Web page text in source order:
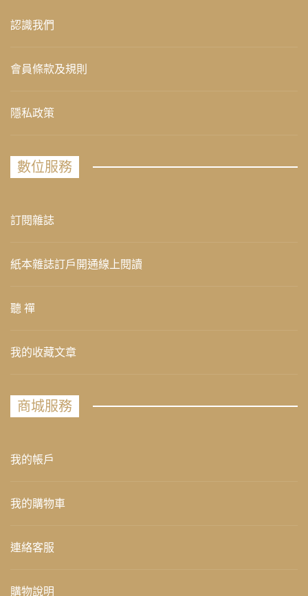
認識我們
會員條款及規則
隱私政策
數位服務
訂閱雜誌
紙本雜誌訂戶開通線上閱讀
聽 禪
我的收藏文章
商城服務
我的帳戶
我的購物車
連絡客服
購物說明